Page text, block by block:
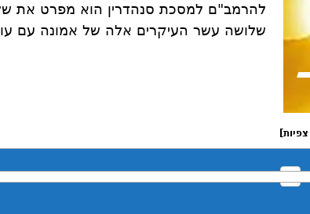
להרמב"ם למסכת סנהדרין הוא מפרט את
שלושה עשר העיקרים אלה של אמונה עם